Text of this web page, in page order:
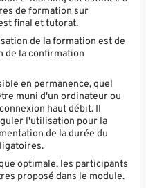
de formation sur
final et tutorat.
de la formation est de
de la confirmation
en permanence, quel
muni d'un ordinateur ou
haut débit. Il
l'utilisation pour la
de la durée du
optimale, les participants
proposé dans le module.